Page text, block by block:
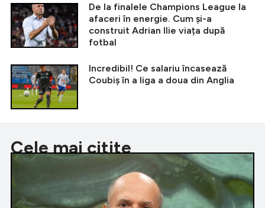
De la finalele Champions League la
afaceri în energie. Cum și-a
construit Adrian Ilie viața după
fotbal
Incredibil! Ce salariu încasează
Coubiș în a liga a doua din Anglia
Cele mai citite